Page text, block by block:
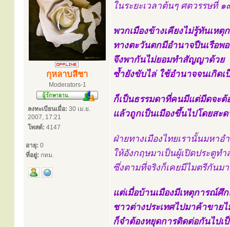
กุหลาบสีชา
Moderators-1
ลงทะเบียนเมื่อ: 30 เม.ย.
2007, 17:21
โพสต์: 4147
อายุ: 0
ที่อยู่: กทม.
ในระยะเวลาต้นๆ ศตวรรษที่
พวกเมืองข้างเคียงไม่รู้ทันเห
ทางตะวันตกมีอำนาจปืนเรือพ
จึงพากันไม่ยอมทำสัญญาด้วย
ซ้ำยังขับไล่ ใช้อำนาจจนเกิด
ก็เป็นธรรมดาที่คนมีแต่มีดจะต้
แล้วถูกเป็นเมืองขึ้นไปโดยสะ
ฝ่ายทางเมืองไทยเรานั้นมหา
ให้อังกฤษมาเป็นผู้เปิดประตูท
ซึ่งตามที่จริงก็เคยมีไมตรีกันม
แต่เมื่อบ้านเมืองมีเหตุการณ์ศึ
ชาวต่างประเทศไปมาค้าขาย
ก็จำต้องหยุดการติดต่อกันไปเ